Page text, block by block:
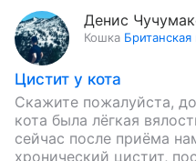
Денис
Кошка
Цистит у кота
Скажите пожалуйста,
кота была лёгкая
сейчас после приёма
хронический цистит,